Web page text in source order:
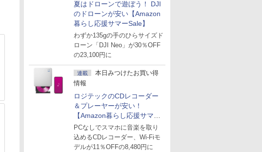
夏はドローンで遊ぼう！ DJI
のドローンが安い【Amazon
暮らし応援サマーSale】
わずか135gの手のひらサイズド
ローン「DJI Neo」が30％OFF
の23,100円に
連載
本日みつけたお買い得
情報
ロジテックのCDレコーダー
＆プレーヤーが安い！
【Amazon暮らし応援サマー
Sale】
PCなしでスマホに音楽を取り
込めるCDレコーダー、Wi-Fiモ
デルが11％OFFの8,480円に